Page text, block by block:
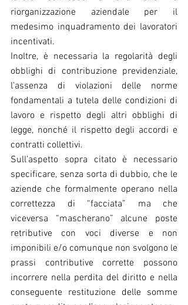
riorganizzazione aziendale per il
medesimo inquadramento dei lavoratori
incentivati.
Inoltre, è necessaria la regolarità degli
obblighi di contribuzione previdenziale,
l’assenza di violazioni delle norme
fondamentali a tutela delle condizioni di
lavoro e rispetto degli altri obblighi di
legge, nonché il rispetto degli accordi e
contratti collettivi.
Sull’aspetto sopra citato è necessario
specificare, senza sorta di dubbio, che le
aziende che formalmente operano nella
correttezza di “facciata” ma che
viceversa “mascherano” alcune poste
retributive con voci diverse e non
imponibili e/o comunque non svolgono le
prassi contributive corrette possono
incorrere nella perdita del diritto e nella
conseguente restituzione delle somme